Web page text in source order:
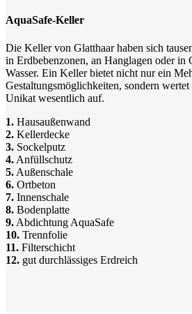
AquaSafe-Keller
Die Keller von Glatthaar haben sich
in Erdbebenzonen, an Hanglagen oder in
Wasser. Ein Keller bietet nicht nur ein
Gestaltungsmöglichkeiten, sondern
Unikat wesentlich auf.
1. Hausaußenwand
2. Kellerdecke
3. Sockelputz
4. Anfüllschutz
5. Außenschale
6. Ortbeton
7. Innenschale
8. Bodenplatte
9. Abdichtung AquaSafe
10. Trennfolie
11. Filterschicht
12. gut durchlässiges Erdreich